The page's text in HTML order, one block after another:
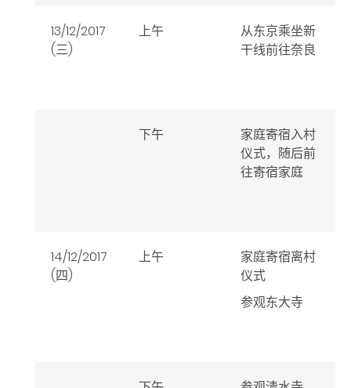
13/12/2017
(三)
上午
从东京乘坐新
干线前往奈良
下午
家庭寄宿入村
仪式，随后前
往寄宿家庭
14/12/2017
(四)
上午
家庭寄宿离村
仪式
参观东大寺